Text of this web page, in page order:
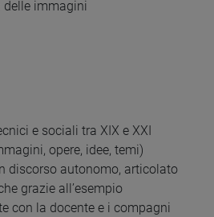
delle immagini
e sociali tra XIX e XXI
opere, idee, temi)
discorso autonomo, articolato
grazie all’esempio
con la docente e i compagni